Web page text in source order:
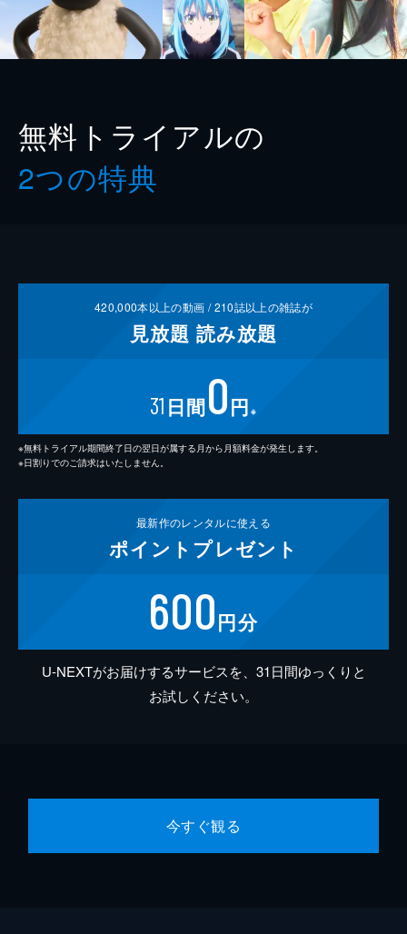
無料トライアルの
2つの特典
420,000本以上の動画 /210誌以上の雑誌が
見放題 読み放題
31 日間0円 ※
※無料トライアル期間終了日の翌日が属する月から月額料金が発生します。
※日割りでのご請求はいたしません。
最新作のレンタルに使える
ポイント プレゼント
600円分
U-NEXTがお届けするサービスを、31日間ゆっくりと
お試しください。
今すぐ観る